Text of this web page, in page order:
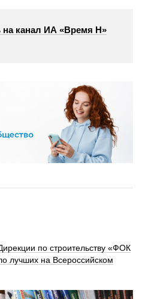
на канал ИА «Время Н»
по строительству «ФОК
лучших на Всероссийском